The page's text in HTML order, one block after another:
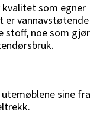
som egner
er vannavstøtende
stoff, noe som gjør
sine fra